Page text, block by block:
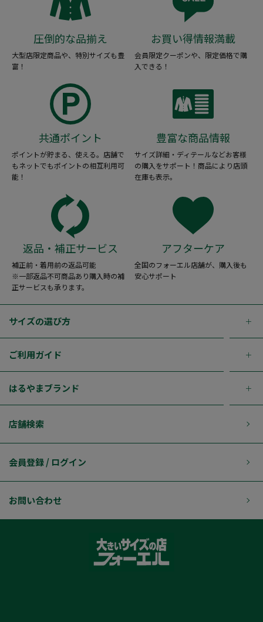
圧倒的な品揃え
大型店限定商品や、特別サイズも豊
富！
お買い得情報満載
会員限定クーポンや、限定価格で購
入できる！
共通ポイント
ポイントが貯まる、使える。店舗で
もネットでもポイントの相互利用可
能！
豊富な商品情報
サイズ詳細・ディテールなどお客様
の購入をサポート！商品により店頭
在庫も表示。
返品・補正サービス
補正前・着用前の返品可能
※一部返品不可商品あり購入時の補
正サービスも承ります。
アフターケア
全国のフォーエル店舗が、購入後も
安心サポート
サイズの選び方
ご利用ガイド
はるやまブランド
店舗検索
会員登録 / ログイン
お問い合わせ